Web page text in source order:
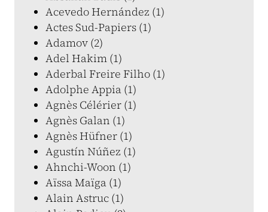
Acevedo Hernández (1)
Actes Sud-Papiers (1)
Adamov (2)
Adel Hakim (1)
Aderbal Freire Filho (1)
Adolphe Appia (1)
Agnès Célérier (1)
Agnès Galan (1)
Agnès Hüfner (1)
Agustín Núñez (1)
Ahnchi-Woon (1)
Aïssa Maïga (1)
Alain Astruc (1)